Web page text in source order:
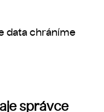
data chráníme
správce